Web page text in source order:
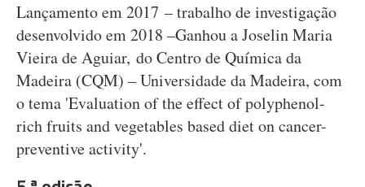
Lançamento em 2017 – trabalho de investigação
desenvolvido em 2018 –Ganhou a Joselin Maria
Vieira de Aguiar, do Centro de Química da
Madeira (CQM) – Universidade da Madeira, com
o tema 'Evaluation of the effect of polyphenol-
rich fruits and vegetables based diet on cancer-
preventive activity'.